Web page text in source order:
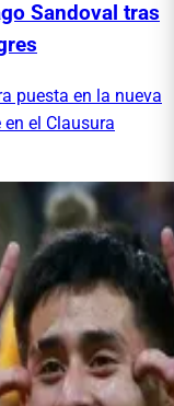
Sandoval tras
puesta en la nueva
el Clausura